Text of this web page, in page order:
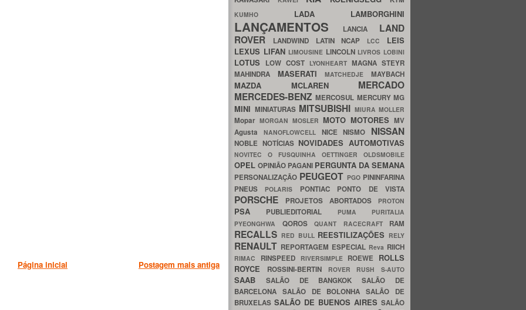
Postagem mais antiga
Página inicial
KUMHO LADA LAMBORGHINI
LANÇAMENTOS LANCIA LAND
ROVER
LANDWIND LATIN NCAP LCC LEIS
LEXUS LIFAN LIMOUSINE LINCOLN LIVROS LOBINI
LOTUS LOW COST LYONHEART MAGNA STEYR
MAHINDRA MASERATIMATCHEDJEMAYBACH
MAZDA MCLAREN MERCADO
MERCEDES-BENZMERCOSUL MERCURYMG
MINI MINIATURAS MITSUBISHI MIURA MOLLER
Mopar MORGAN MOSLER MOTO MOTORES MV
Agusta NANOFLOWCELL NICENISMO NISSAN
NOBLE NOTÍCIAS NOVIDADES AUTOMOTIVAS
NOVITEC O FUSQUINHA OETTINGER OLDSMOBILE
OPEL OPINIÃO PAGANI PERGUNTA DA SEMANA
PERSONALIZAÇÃO PEUGEOT PGO PININFARINA
PNEUS
POLARIS PONTIAC PONTO DE VISTA
PORSCHE PROJETOS ABORTADOS PROTON
PSA PUBLIEDITORIAL PUMA PURITALIA
PYEONGHWA QOROS QUANT RACECRAFT RAM
RECALLS RED BULL REESTILIZAÇÕES RELY
RENAULT REPORTAGEM ESPECIAL Reva RIICH
RIMAC RINSPEED RIVERSIMPLE ROEWE ROLLS
ROYCE
ROSSINI-BERTIN ROVER RUSH S-AUTO
SAAB SALÃO DE BANGKOKSALÃO DE
BARCELONA SALÃO DE BOLONHASALÃO DE
BRUXELAS SALÃO DE BUENOS AIRES SALÃO